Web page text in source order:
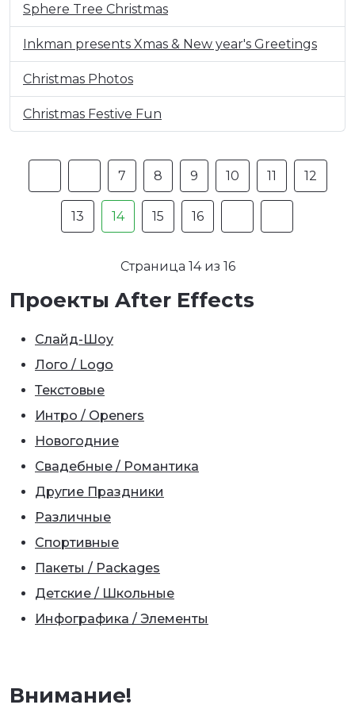
Sphere Tree Christmas
Inkman presents Xmas & New year's Greetings
Christmas Photos
Christmas Festive Fun
7 8 9 10 11 12
13 14 15 16
Страница 14 из 16
Проекты After Effects
Слайд-Шоу
Лого / Logo
Текстовые
Интро / Openers
Новогодние
Свадебные / Романтика
Другие Праздники
Различные
Спортивные
Пакеты / Packages
Детские / Школьные
Инфографика / Элементы
Внимание!